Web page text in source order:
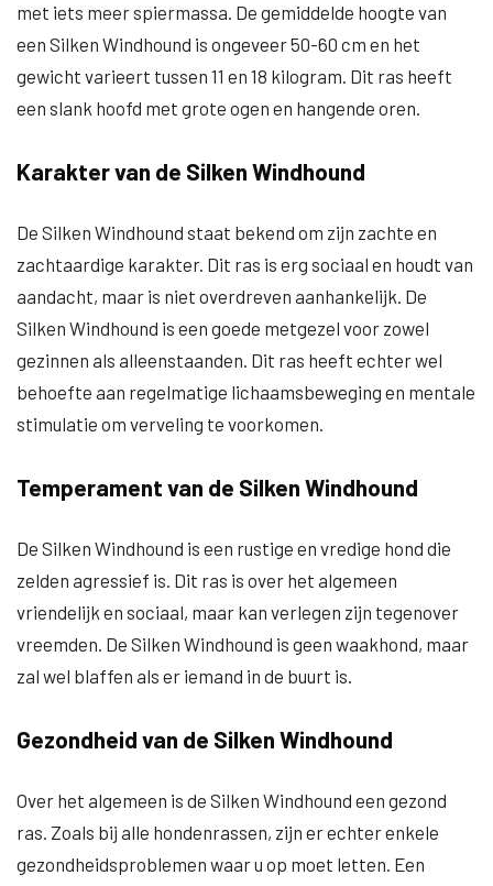
met iets meer spiermassa. De gemiddelde hoogte van
een Silken Windhound is ongeveer 50-60 cm en het
gewicht varieert tussen 11 en 18 kilogram. Dit ras heeft
een slank hoofd met grote ogen en hangende oren.
Karakter van de Silken Windhound
De Silken Windhound staat bekend om zijn zachte en
zachtaardige karakter. Dit ras is erg sociaal en houdt van
aandacht, maar is niet overdreven aanhankelijk. De
Silken Windhound is een goede metgezel voor zowel
gezinnen als alleenstaanden. Dit ras heeft echter wel
behoefte aan regelmatige lichaamsbeweging en mentale
stimulatie om verveling te voorkomen.
Temperament van de Silken Windhound
De Silken Windhound is een rustige en vredige hond die
zelden agressief is. Dit ras is over het algemeen
vriendelijk en sociaal, maar kan verlegen zijn tegenover
vreemden. De Silken Windhound is geen waakhond, maar
zal wel blaffen als er iemand in de buurt is.
Gezondheid van de Silken Windhound
Over het algemeen is de Silken Windhound een gezond
ras. Zoals bij alle hondenrassen, zijn er echter enkele
gezondheidsproblemen waar u op moet letten. Een